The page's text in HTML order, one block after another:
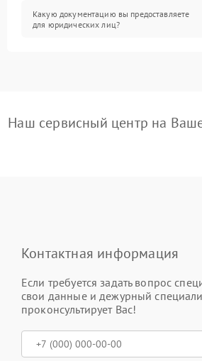
Какую документацию вы предоставляете
для юридических лиц?
Наш сервисный центр на
Контактная информация
Если требуется задать вопрос
свои данные и дежурный
проконсультирует Вас!